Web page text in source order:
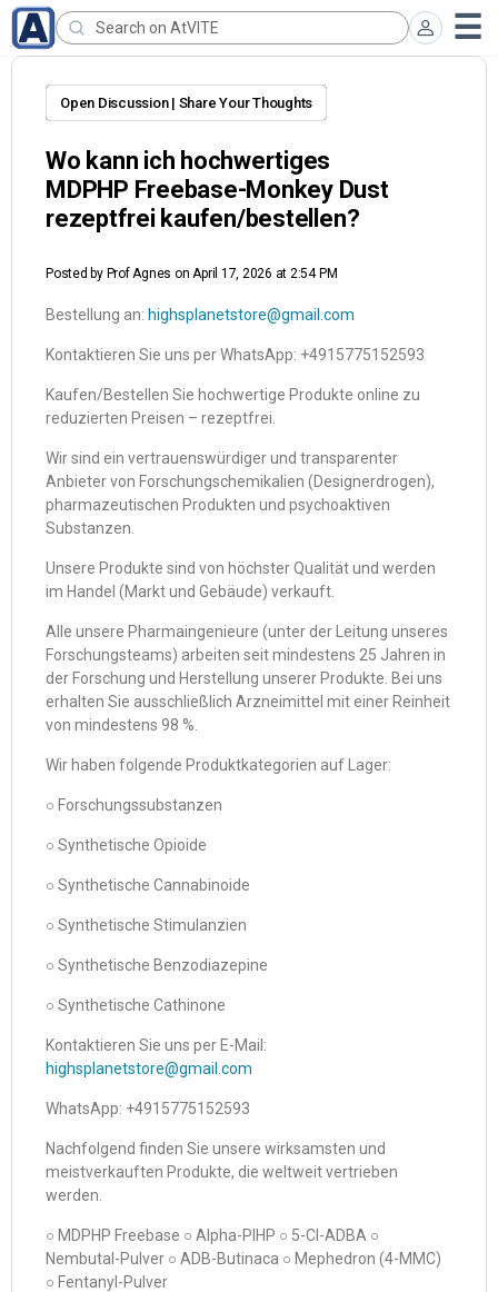
Open Discussion | Share Your Thoughts
Wo kann ich hochwertiges
MDPHP Freebase-Monkey Dust
rezeptfrei kaufen/bestellen?
Posted by Prof Agnes on April 17, 2026 at 2:54 PM
Bestellung an: highsplanetstore@gmail.com
Kontaktieren Sie uns per WhatsApp: +4915775152593
Kaufen/Bestellen Sie hochwertige Produkte online zu
reduzierten Preisen – rezeptfrei.
Wir sind ein vertrauenswürdiger und transparenter
Anbieter von Forschungschemikalien (Designerdrogen),
pharmazeutischen Produkten und psychoaktiven
Substanzen.
Unsere Produkte sind von höchster Qualität und werden
im Handel (Markt und Gebäude) verkauft.
Alle unsere Pharmaingenieure (unter der Leitung unseres
Forschungsteams) arbeiten seit mindestens 25 Jahren in
der Forschung und Herstellung unserer Produkte. Bei uns
erhalten Sie ausschließlich Arzneimittel mit einer Reinheit
von mindestens 98 %.
Wir haben folgende Produktkategorien auf Lager:
○ Forschungssubstanzen
○ Synthetische Opioide
○ Synthetische Cannabinoide
○ Synthetische Stimulanzien
○ Synthetische Benzodiazepine
○ Synthetische Cathinone
Kontaktieren Sie uns per E-Mail:
highsplanetstore@gmail.com
WhatsApp: +4915775152593
Nachfolgend finden Sie unsere wirksamsten und
meistverkauften Produkte, die weltweit vertrieben
werden.
○ MDPHP Freebase ○ Alpha-PIHP ○ 5-Cl-ADBA ○
Nembutal-Pulver ○ ADB-Butinaca ○ Mephedron (4-MMC)
○ Fentanyl-Pulver